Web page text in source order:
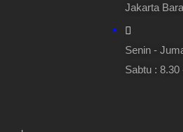
Jakarta
Senin -
Sabtu : 8.30